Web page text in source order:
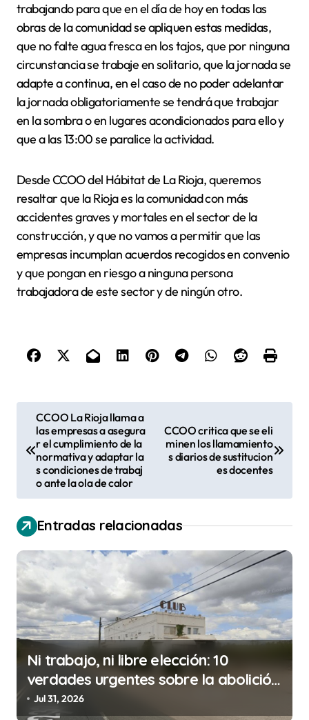
trabajando para que en el día de hoy en todas las
obras de la comunidad se apliquen estas medidas,
que no falte agua fresca en los tajos, que por ninguna
circunstancia se trabaje en solitario, que la jornada se
adapte a continua, en el caso de no poder adelantar
la jornada obligatoriamente se tendrá que trabajar
en la sombra o en lugares acondicionados para ello y
que a las 13:00 se paralice la actividad.
Desde CCOO del Hábitat de La Rioja, queremos
resaltar que la Rioja es la comunidad con más
accidentes graves y mortales en el sector de la
construcción, y que no vamos a permitir que las
empresas incumplan acuerdos recogidos en convenio
y que pongan en riesgo a ninguna persona
trabajadora de este sector y de ningún otro.
g
a
c
i
ó
n
d
e
n
CCOO La Rioja llama a
las empresas a asegura
r el cumplimiento de la
normativa y adaptar la
s condiciones de trabaj
o ante la ola de calor
CCOO critica que se eli
minen los llamamiento
s diarios de sustitucion
es docentes
Entradas relacionadas
Ni trabajo, ni libre elección: 10
verdades urgentes sobre la abolición
de la prostitución
Jul 31, 2026